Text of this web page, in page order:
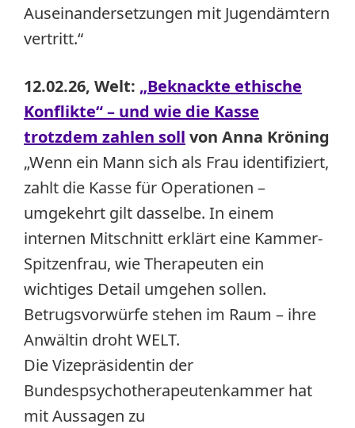
Auseinandersetzungen mit Jugendämtern
vertritt.“
12.02.26, Welt: „Beknackte ethische
Konflikte“ – und wie die Kasse
trotzdem zahlen soll von Anna Kröning
„Wenn ein Mann sich als Frau identifiziert,
zahlt die Kasse für Operationen –
umgekehrt gilt dasselbe. In einem
internen Mitschnitt erklärt eine Kammer-
Spitzenfrau, wie Therapeuten ein
wichtiges Detail umgehen sollen.
Betrugsvorwürfe stehen im Raum – ihre
Anwältin droht WELT.
Die Vizepräsidentin der
Bundespsychotherapeutenkammer hat
mit Aussagen zu